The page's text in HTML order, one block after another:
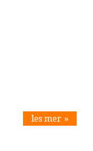
les mer »